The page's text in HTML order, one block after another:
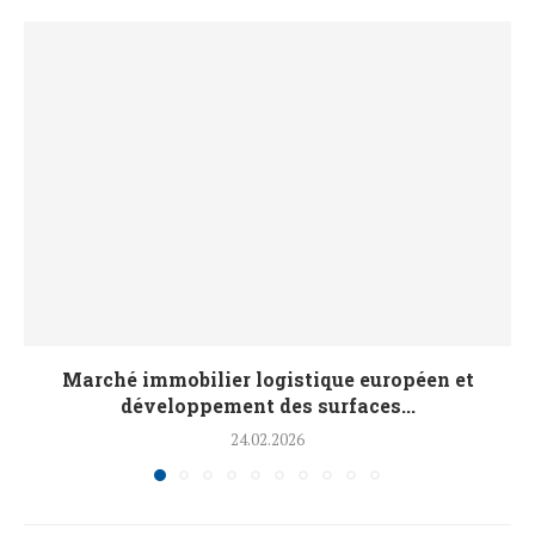
Marché immobilier logistique européen et
développement des surfaces...
24.02.2026